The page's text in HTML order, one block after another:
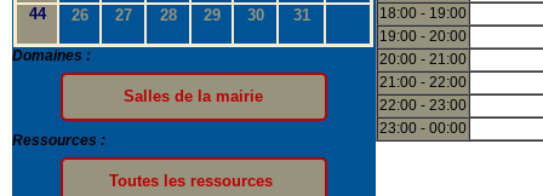
44 26 27 28 29 30 31
Domaines :
Ressources :
18:00 - 19:00
19:00 - 20:00
20:00 - 21:00
21:00 - 22:00
22:00 - 23:00
23:00 - 00:00